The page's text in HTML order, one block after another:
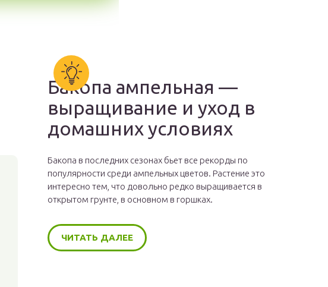
Бакопа ампельная —
выращивание и уход в
домашних условиях
Бакопа в последних сезонах бьет все рекорды по
популярности среди ампельных цветов. Растение это
интересно тем, что довольно редко выращивается в
открытом грунте, в основном в горшках.
ЧИТАТЬ ДАЛЕЕ